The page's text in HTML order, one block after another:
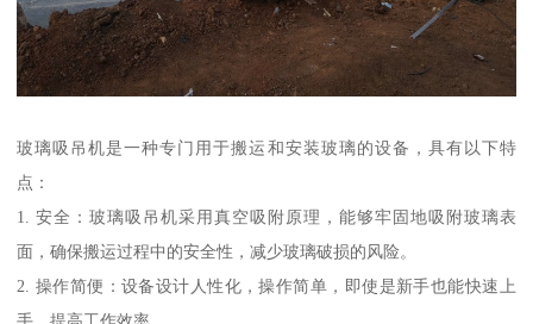
玻璃吸吊机是一种专门用于搬运和安装玻璃的设备，具有以下特
点：
1. 安全：玻璃吸吊机采用真空吸附原理，能够牢固地吸附玻璃表
面，确保搬运过程中的安全性，减少玻璃破损的风险。
2. 操作简便：设备设计人性化，操作简单，即使是新手也能快速上